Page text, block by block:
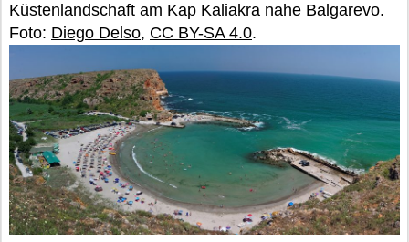
Küstenlandschaft am Kap Kaliakra nahe Balgarevo.
Foto: Diego Delso, CC BY-SA 4.0.